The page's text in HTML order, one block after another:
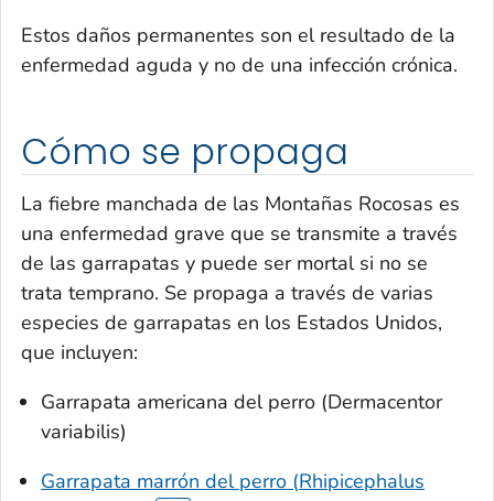
Estos daños permanentes son el resultado de la
enfermedad aguda y no de una infección crónica.
Cómo se propaga
La fiebre manchada de las Montañas Rocosas es
una enfermedad grave que se transmite a través
de las garrapatas y puede ser mortal si no se
trata temprano. Se propaga a través de varias
especies de garrapatas en los Estados Unidos,
que incluyen:
Garrapata americana del perro (Dermacentor
variabilis)
Garrapata marrón del perro (Rhipicephalus